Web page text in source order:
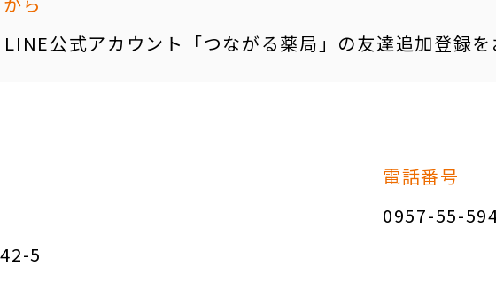
公式アカウント「つながる薬局」の友達追加登録を
5
電話番号
0957-55-